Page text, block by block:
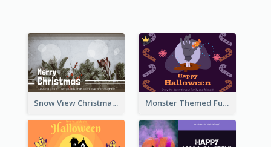
Snow View Christmas Card With Simple Design Monster Themed Fun Halloween Greeting Card